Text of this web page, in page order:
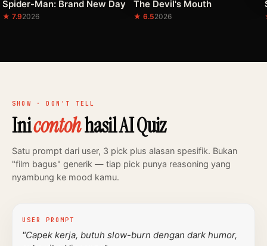
Spider-Man: Brand New Day
★ 7.92026
The Devil's Mouth
★ 6.52026
SHOW · DON'T TELL
Inicontohhasil AI Quiz
Satu prompt dari user, 3 pick plus alasan spesifik. Bukan
"film bagus" generik — tiap pick punya reasoning yang
nyambung ke mood kamu.
USER PROMPT
"Capek kerja, butuh slow-burn dengan dark humor,